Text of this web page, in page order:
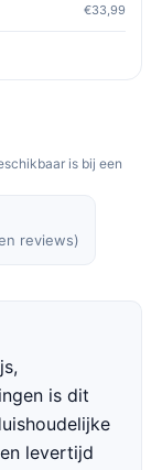
€33,99
is bij een
reviews)
is dit
levertijd